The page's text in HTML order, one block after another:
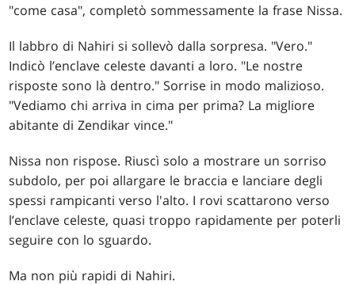
"come casa", completò sommessamente la frase Nissa.
Il labbro di Nahiri si sollevò dalla sorpresa. "Vero."
Indicò l’enclave celeste davanti a loro. "Le nostre
risposte sono là dentro." Sorrise in modo malizioso.
"Vediamo chi arriva in cima per prima? La migliore
abitante di Zendikar vince."
Nissa non rispose. Riuscì solo a mostrare un sorriso
subdolo, per poi allargare le braccia e lanciare degli
spessi rampicanti verso l'alto. I rovi scattarono verso
l’enclave celeste, quasi troppo rapidamente per poterli
seguire con lo sguardo.
Ma non più rapidi di Nahiri.